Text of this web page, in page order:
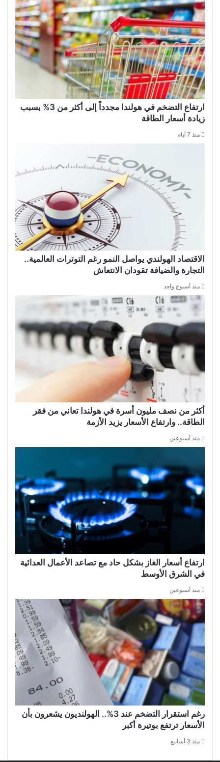
ارتفاع التضخم في هولندا مجدداً إلى أكثر من 3% بسبب
زيادة أسعار الطاقة
منذ 7 أيام
الاقتصاد الهولندي يواصل النمو رغم التوترات العالمية..
التجارة والضيافة تقودان الانتعاش
منذ أسبوع واحد
أكثر من نصف مليون أسرة في هولندا تعاني من فقر
الطاقة.. وارتفاع الأسعار يزيد الأزمة
منذ أسبوعين
ارتفاع أسعار الغاز بشكل حاد مع تصاعد الأعمال العدائية
في الشرق الأوسط
منذ أسبوعين
رغم استقرار التضخم عند 3%.. الهولنديون يشعرون بأن
الأسعار ترتفع بوتيرة أكبر
منذ 3 أسابيع